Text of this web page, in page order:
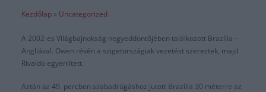
Kezdőlap » Uncategorized
A 2002-es Világbajnokság negyeddöntőjében találkozott Brazília –
Angliával. Owen révén a szigetországiak vezetést szereztek, majd
Rivaldo egyenlített.
Aztán az 49. percben szabadrúgáshoz jutott Brazília 30 méterre az